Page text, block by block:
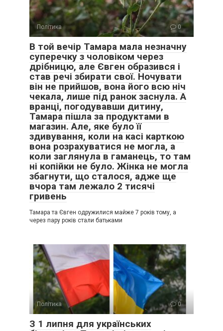
Політика 0
В той вечір Тамара мала незначну
суперечку з чоловіком через
дрібницю, але Євген образився і
став речі збирати свої. Ночувати
він не прийшов, вона його всю ніч
чекала, лише під ранок заснула. А
вранці, погодувавши дитину,
Тамара пішла за продуктами в
магазин. Але, яке було її
здивування, коли на касі карткою
вона розрахуватися не могла, а
коли заглянула в гаманець, то там
ні копійки не було. Жінка не могла
збагнути, що сталося, адже ще
вчора там лежало 2 тисячі
гривень
Тамара та Євген одружилися майже 7 років тому, а
через пару років стали батьками
Політика 0
З 1 липня для українських